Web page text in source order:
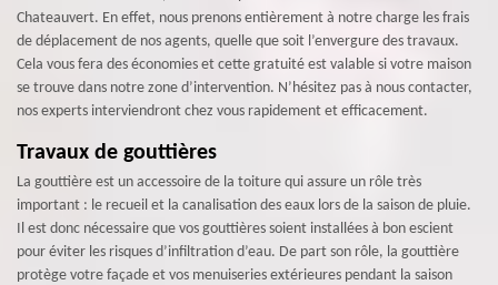
Chateauvert. En effet, nous prenons entièrement à notre charge les frais
de déplacement de nos agents, quelle que soit l’envergure des travaux.
Cela vous fera des économies et cette gratuité est valable si votre maison
se trouve dans notre zone d’intervention. N’hésitez pas à nous contacter,
nos experts interviendront chez vous rapidement et efficacement.
Travaux de gouttières
La gouttière est un accessoire de la toiture qui assure un rôle très
important : le recueil et la canalisation des eaux lors de la saison de pluie.
Il est donc nécessaire que vos gouttières soient installées à bon escient
pour éviter les risques d’infiltration d’eau. De part son rôle, la gouttière
protège votre façade et vos menuiseries extérieures pendant la saison